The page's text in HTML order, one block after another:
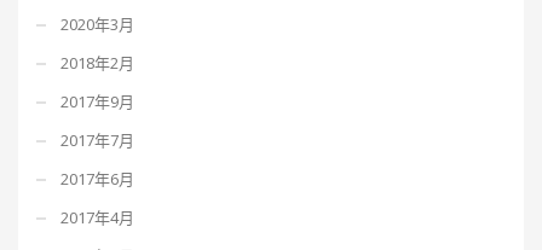
2020年3月
2018年2月
2017年9月
2017年7月
2017年6月
2017年4月